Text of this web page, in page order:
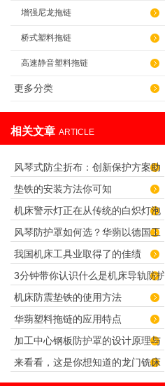
增强尼龙拖链
桥式塑料拖链
高速静音塑料拖链
更多分类
相关文章 ARTICLE
风琴式防尘折布：创新保护方案助
您避免灰尘困扰
垫铁的安装方法你可知
机床警示灯正在从传统的白炽灯泡
向着LED灯
风琴防护罩如何选？华蒴以德国工
艺守护机床精密传动
我国机床工具业取得了的佳绩
3分钟带你认识什么是机床导轨防护
罩
机床防震垫铁的使用方法
华蒴塑料拖链的应用特点
加工中心钢板防护罩的设计原理与
应用
来看看，这是你想知道的龙门铣床